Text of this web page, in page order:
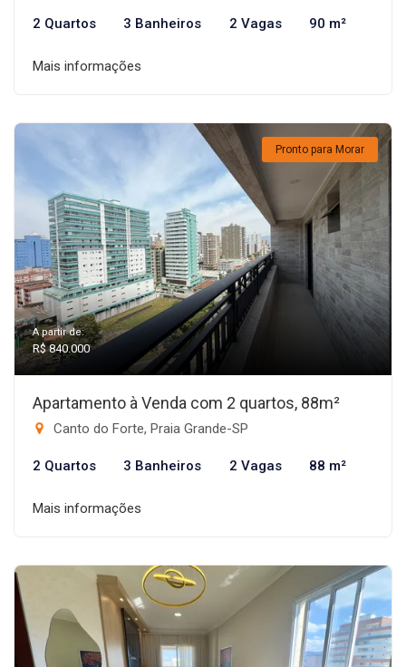
2 Quartos 3 Banheiros 2 Vagas 90 m²
Mais informações
Pronto para Morar
A partir de:
R$ 840.000
Apartamento à Venda com 2 quartos, 88m²
Canto do Forte, Praia Grande-SP
2 Quartos 3 Banheiros 2 Vagas 88 m²
Mais informações